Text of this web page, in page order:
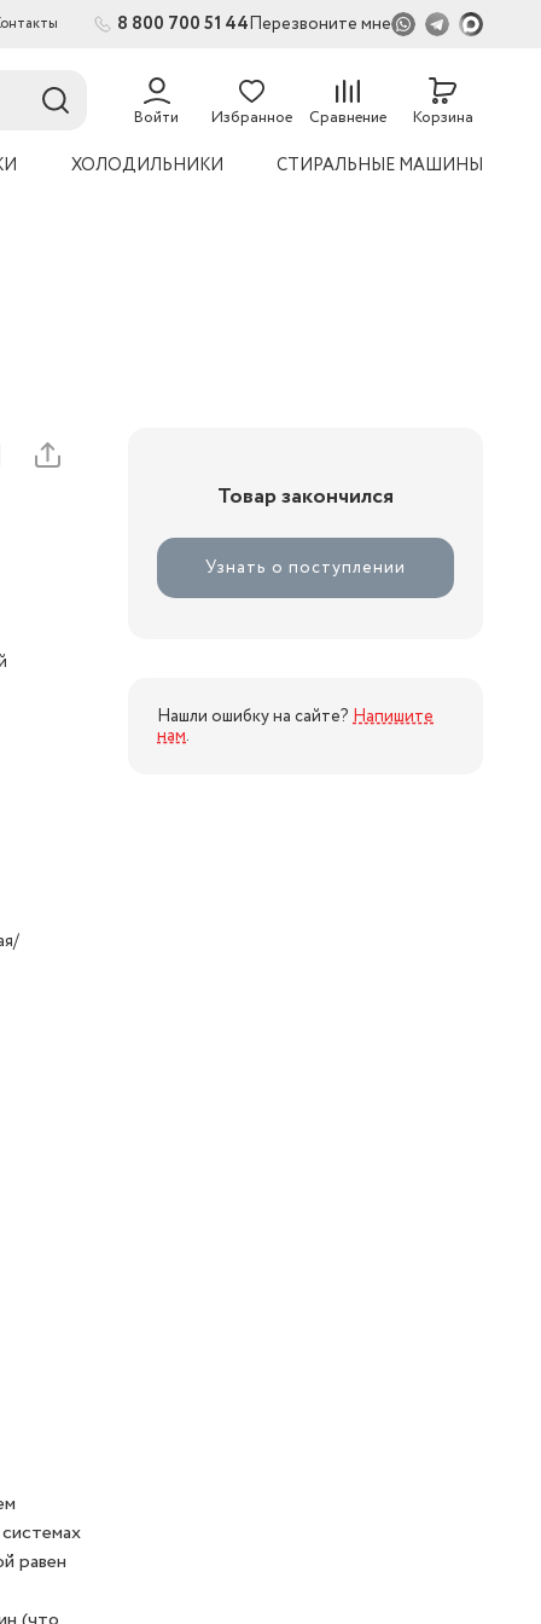
8 800 700 51 44Перезвоните мне
Войти Избранное Сравнение Корзина
ХОЛОДИЛЬНИКИ СТИРАЛЬНЫЕ МАШИНЫ
Товар закончился
Узнать о поступлении
Нашли ошибку на сайте? Напишите
нам.
равен